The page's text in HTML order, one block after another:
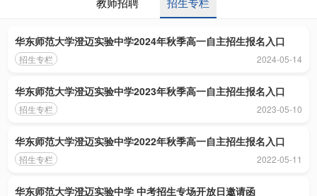
华东师范大学澄迈实验中学2024年秋季高一自主招生报名入口
招生专栏 2024-05-14
华东师范大学澄迈实验中学2023年秋季高一自主招生报名入口
招生专栏 2023-05-10
华东师范大学澄迈实验中学2022年秋季高一自主招生报名入口
招生专栏 2022-05-11
华东师范大学澄迈实验中学 中考招生专场开放日邀请函